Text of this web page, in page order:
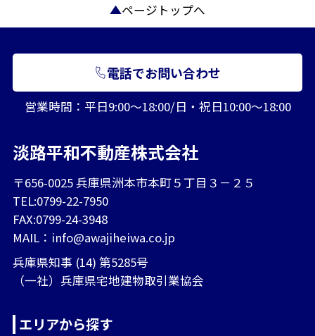
ページトップへ
電話でお問い合わせ
営業時間：平日9:00～18:00/日・祝日10:00～18:00
淡路平和不動産株式会社
〒656-0025 兵庫県洲本市本町５丁目３－２５
TEL:0799-22-7950
FAX:0799-24-3948
MAIL： info@awajiheiwa.co.jp
兵庫県知事 (14) 第5285号
（一社）兵庫県宅地建物取引業協会
エリアから探す